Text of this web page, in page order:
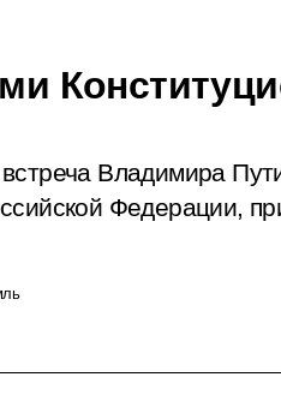
Владимира
Федерации,